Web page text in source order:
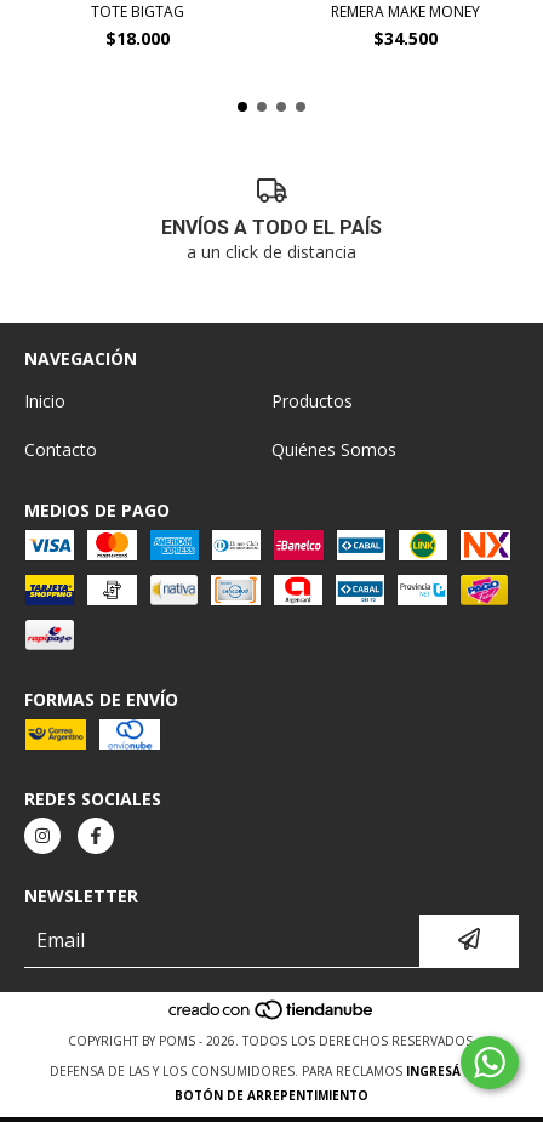
TOTE BIGTAG
$18.000
REMERA MAKE MONEY
$34.500
ENVÍOS A TODO EL PAÍS
a un click de distancia
NAVEGACIÓN
Inicio
Productos
Contacto Quiénes Somos
MEDIOS DE PAGO
FORMAS DE ENVÍO
REDES SOCIALES
NEWSLETTER
COPYRIGHT BY POMS - 2026. TODOS LOS DERECHOS RESERVADOS.
DEFENSA DE LAS Y LOS CONSUMIDORES. PARA RECLAMOS INGRESÁ ACÁ.
BOTÓN DE ARREPENTIMIENTO